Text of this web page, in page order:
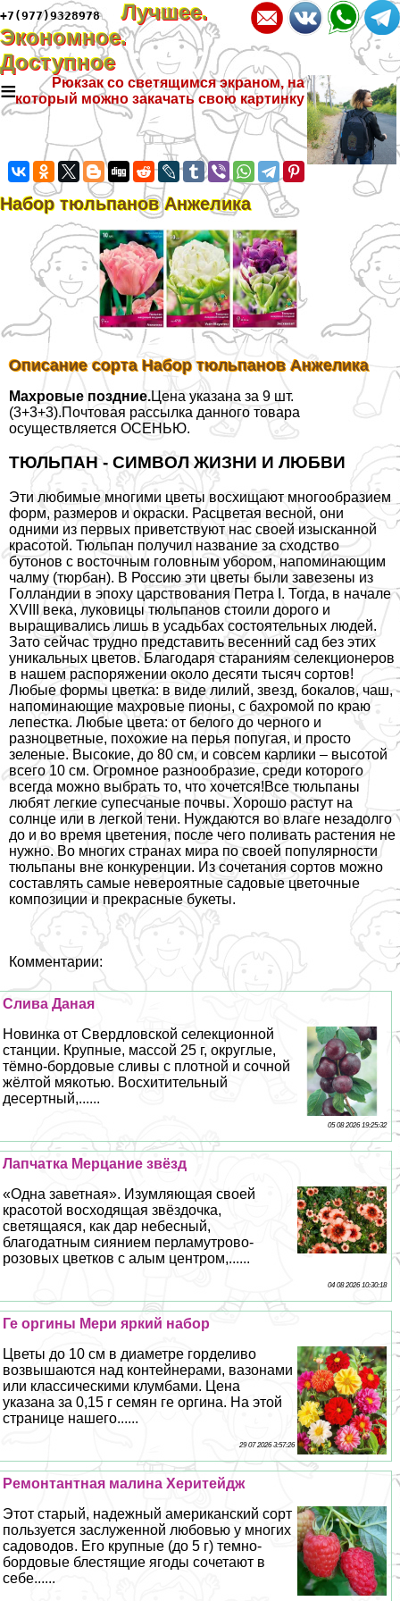
+7(977)9328978
Лучшее.
Экономное.
Доступное
≡
Рюкзак со светящимся экраном, на
который можно закачать свою картинку
Набор тюльпанов Анжелика
Описание сорта Набор тюльпанов Анжелика
Махровые поздние.Цена указана за 9 шт.
(3+3+3).Почтовая рассылка данного товара
осуществляется ОСЕНЬЮ.
ТЮЛЬПАН - СИМВОЛ ЖИЗНИ И ЛЮБВИ
Эти любимые многими цветы восхищают многообразием
форм, размеров и окраски. Расцветая весной, они
одними из первых приветствуют нас своей изысканной
красотой. Тюльпан получил название за сходство
бутонов с восточным головным убором, напоминающим
чалму (тюрбан). В Россию эти цветы были завезены из
Голландии в эпоху царствования Петра I. Тогда, в начале
XVIII века, луковицы тюльпанов стоили дорого и
выращивались лишь в усадьбах состоятельных людей.
Зато сейчас трудно представить весенний сад без этих
уникальных цветов. Благодаря стараниям селекционеров
в нашем распоряжении около десяти тысяч сортов!
Любые формы цветка: в виде лилий, звезд, бокалов, чаш,
напоминающие махровые пионы, с бахромой по краю
лепестка. Любые цвета: от белого до черного и
разноцветные, похожие на перья попугая, и просто
зеленые. Высокие, до 80 см, и совсем карлики – высотой
всего 10 см. Огромное разнообразие, среди которого
всегда можно выбрать то, что хочется!Все тюльпаны
любят легкие супесчаные почвы. Хорошо растут на
солнце или в легкой тени. Нуждаются во влаге незадолго
до и во время цветения, после чего поливать растения не
нужно. Во многих странах мира по своей популярности
тюльпаны вне конкуренции. Из сочетания сортов можно
составлять самые невероятные садовые цветочные
композиции и прекрасные букеты.
Комментарии:
Слива Даная
Новинка от Свердловской селекционной
станции. Крупные, массой 25 г, округлые,
тёмно-бордовые сливы с плотной и сочной
жёлтой мякотью. Восхитительный
десертный,......
05 08 2026 19:25:32
Лапчатка Мерцание звёзд
«Одна заветная». Изумляющая своей
красотой восходящая звёздочка,
светящаяся, как дар небесный,
благодатным сиянием перламутрово-
розовых цветков с алым центром,......
04 08 2026 10:30:18
Ге opгины Мери яркий набор
Цветы до 10 см в диаметре горделиво
возвышаются над контейнерами, вазонами
или классическими клумбами. Цена
указана за 0,15 г семян ге opгина. На этой
странице нашего......
29 07 2026 3:57:26
Ремонтантная малина Херитейдж
Этот старый, надежный американский сорт
пользуется заслуженной любовью у многих
садоводов. Его крупные (до 5 г) темно-
бордовые блестящие ягоды сочетают в
себе......